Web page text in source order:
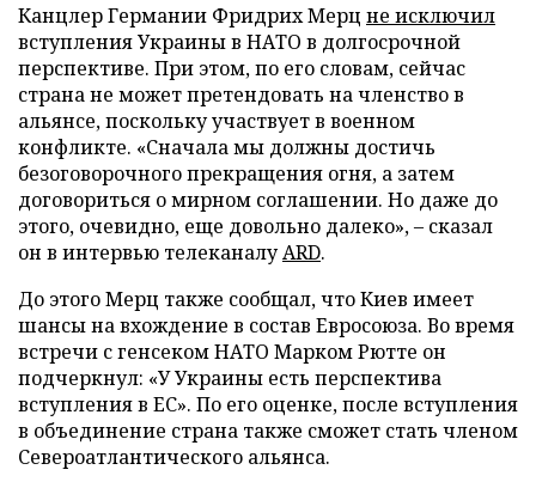
Канцлер Германии Фридрих Мерц не исключил
вступления Украины в НАТО в долгосрочной
перспективе. При этом, по его словам, сейчас
страна не может претендовать на членство в
альянсе, поскольку участвует в военном
конфликте. «Сначала мы должны достичь
безоговорочного прекращения огня, а затем
договориться о мирном соглашении. Но даже до
этого, очевидно, еще довольно далеко», – сказал
он в интервью телеканалуARD.
До этого Мерц также сообщал, что Киев имеет
шансы на вхождение в состав Евросоюза. Во время
встречи с генсеком НАТО Марком Рютте он
подчеркнул: «У Украины есть перспектива
вступления в ЕС». По его оценке, после вступления
в объединение страна также сможет стать членом
Североатлантического альянса.